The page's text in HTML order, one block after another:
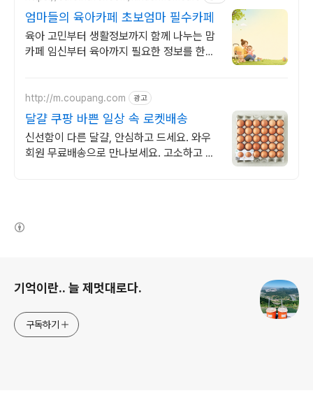
엄마들의 육아카페 초보엄마 필수카페
육아 고민부터 생활정보까지 함께 나누는 맘
카페 임신부터 육아까지 필요한 정보를 한곳
http://m.coupang.com 광고
달걀 쿠팡 바쁜 일상 속 로켓배송
신선함이 다른 달걀, 안심하고 드세요. 와우
회원 무료배송으로 만나보세요. 고소하고 비
기억이란.. 늘 제멋대로다.
구독하기